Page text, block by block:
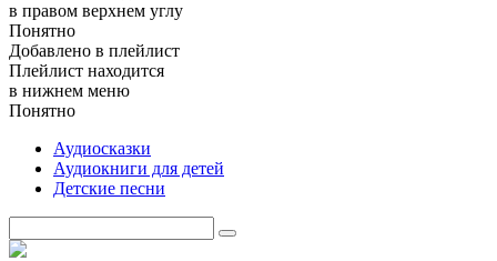
в правом верхнем углу
Понятно
Добавлено в плейлист
Плейлист находится
в нижнем меню
Понятно
Аудиосказки
Аудиокниги для детей
Детские песни